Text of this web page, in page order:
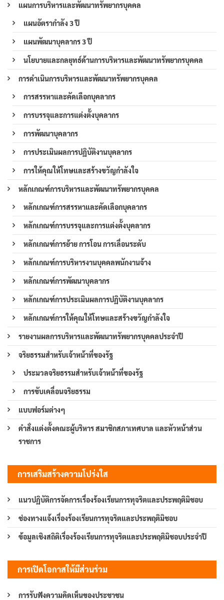
แผนการบริหารและพัฒนาทรัพยากรบุคคล
แผนอัตรากำลัง 3 ปี
แผนพัฒนาบุคลากร 3 ปี
นโยบายและกลยุทธ์ด้านการบริหารและพัฒนาทรัพยากรบุคคล
การดำเนินการบริหารและพัฒนาทรัพยากรบุคคล
การสรรหาและคัดเลือกบุคลากร
การบรรจุและการแต่งตั้งบุคลากร
การพัฒนาบุคลากร
การประเมินผลการปฏิบัติงานบุคลากร
การให้คุณให้โทษและสร้างขวัญกำลังใจ
หลักเกณฑ์การบริหารและพัฒนาทรัพยากรบุคคล
หลักเกณฑ์การสรรหาและคัดเลือกบุคลากร
หลักเกณฑ์การบรรจุและการแต่งตั้งบุคลากร
หลักเกณฑ์การย้าย การโอน การเลื่อนระดับ
หลักเกณฑ์การบริหารงานบุคคลพนักงานจ้าง
หลักเกณฑ์การพัฒนาบุคลากร
หลักเกณฑ์การประเมินผลการปฏิบัติงานบุคลากร
หลักเกณฑ์การให้คุณให้โทษและสร้างขวัญกำลังใจ
รายงานผลการบริหารและพัฒนาทรัพยากรบุคคลประจำปี
จริยธรรมสำหรับเจ้าหน้าที่ของรัฐ
ประมวลจริยธรรมสำหรับเจ้าหน้าที่ของรัฐ
การขับเคลื่อนจริยธรรม
แบบฟอร์มต่างๆ
คำสั่งแต่งตั้งคณะผู้บริหาร สมาชิกสภาเทศบาล และหัวหน้าส่วน
ราชการ
การเสริมสร้างความโปร่งใส
แนวปฏิบัติการจัดการเรื่องร้องเรียนการทุจริตและประพฤติมิชอบ
ช่องทางแจ้งเรื่องร้องเรียนการทุจริตและประพฤติมิชอบ
ข้อมูลเชิงสถิติเรื่องร้องเรียนการทุจริตและประพฤติมิชอบประจำปี
การเปิดโอกาสให้มีส่วนร่วม
การรับฟังความคิดเห็นของประชาชน